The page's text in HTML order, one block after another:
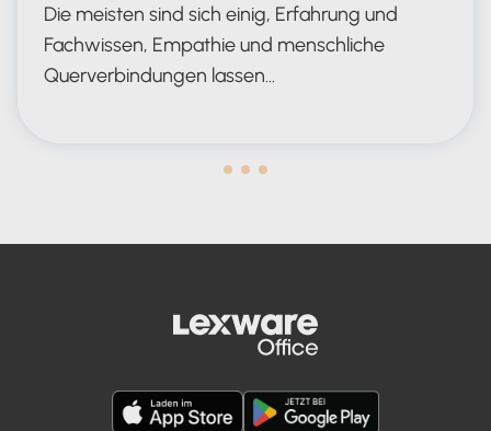
Die meisten sind sich einig, Erfahrung und
Fachwissen, Empathie und menschliche
Querverbindungen lassen…